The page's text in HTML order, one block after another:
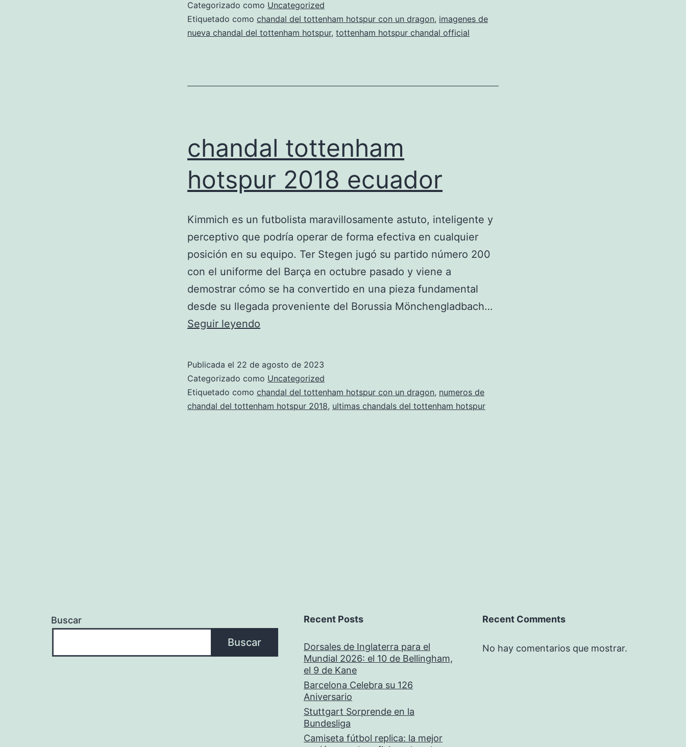
envio
rapido
Categorizado como Uncategorized
Etiquetado como chandal del tottenham hotspur con un dragon, imagenes de
nueva chandal del tottenham hotspur, tottenham hotspur chandal official
chandal tottenham
hotspur 2018 ecuador
Kimmich es un futbolista maravillosamente astuto, inteligente y
perceptivo que podría operar de forma efectiva en cualquier
posición en su equipo. Ter Stegen jugó su partido número 200
con el uniforme del Barça en octubre pasado y viene a
demostrar cómo se ha convertido en una pieza fundamental
desde su llegada proveniente del Borussia Mönchengladbach…
Seguir leyendo
2018
ecuador
Publicada el 22 de agosto de 2023
Categorizado como Uncategorized
Etiquetado como chandal del tottenham hotspur con un dragon, numeros de
chandal del tottenham hotspur 2018, ultimas chandals del tottenham hotspur
Buscar
Buscar
Recent Posts
Dorsales de Inglaterra para el
Mundial 2026: el 10 de Bellingham,
el 9 de Kane
Barcelona Celebra su 126
Aniversario
Stuttgart Sorprende en la
Bundesliga
Camiseta fútbol replica: la mejor
Recent Comments
No hay comentarios que mostrar.